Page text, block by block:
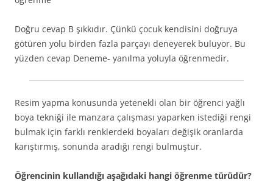
Doğru cevap B şıkkıdır. Çünkü çocuk kendisini doğruya
götüren yolu birden fazla parçayı deneyerek buluyor. Bu
yüzden cevap Deneme- yanılma yoluyla öğrenmedir.
Resim yapma konusunda yetenekli olan bir öğrenci yağlı
boya tekniği ile manzara çalışması yaparken istediği rengi
bulmak için farklı renklerdeki boyaları değişik oranlarda
karıştırmış, sonunda aradığı rengi bulmuştur.
Öğrencinin kullandığı aşağıdaki hangi öğrenme türüdür?